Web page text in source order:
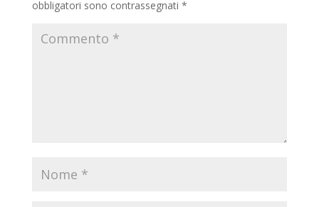
obbligatori sono contrassegnati *